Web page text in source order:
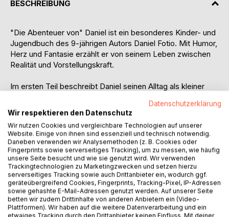
BESCHREIBUNG
"Die Abenteuer von" Daniel ist ein besonderes Kinder- und
Jugendbuch des 9-jährigen Autors Daniel Fotio. Mit Humor,
Herz und Fantasie erzählt er von seinem Leben zwischen
Realität und Vorstellungskraft.
Im ersten Teil beschreibt Daniel seinen Alltag als kleiner
familiärer Wärme. Besonders spannend sind seine
Sommerferien in Kamerun: Abenteuer im Dschungel,
Wasserfälle, traditionelles Essen und viele herzliche
Begegnungen.
Der zweite Teil enthält zwei fantasievolle Kurzgeschichten:
"Die kleine Mumie Min" eine freundliche Mumie erkundet
mit einem sprechenden Chamäleon die Welt voller
Geheimnisse und Mutproben.
Datenschutzerklärung
Wir respektieren den Datenschutz
Wir nutzen Cookies und vergleichbare Technologien auf unserer
Website. Einige von ihnen sind essenziell und technisch notwendig.
Daneben verwenden wir Analysemethoden (z. B. Cookies oder
Fingerprints sowie serverseitiges Tracking), um zu messen, wie häufig
unsere Seite besucht und wie sie genutzt wird. Wir verwenden
Trackingtechnologien zu Marketingzwecken und setzen hierzu
serverseitiges Tracking sowie auch Drittanbieter ein, wodurch ggf.
geräteübergreifend Cookies, Fingerprints, Tracking-Pixel, IP-Adressen
sowie gehashte E-Mail-Adressen genutzt werden. Auf unserer Seite
betten wir zudem Drittinhalte von anderen Anbietern ein (Video-
Plattformen). Wir haben auf die weitere Datenverarbeitung und ein
etwaiges Tracking durch den Drittanbieter keinen Einfluss. Mit deiner